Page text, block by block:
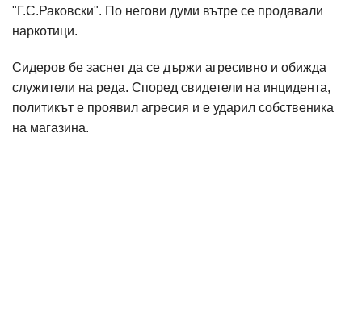
"Г.С.Раковски". По негови думи вътре се продавали
наркотици.
Сидеров бе заснет да се държи агресивно и обижда
служители на реда. Според свидетели на инцидента,
политикът е проявил агресия и е ударил собственика
на магазина.